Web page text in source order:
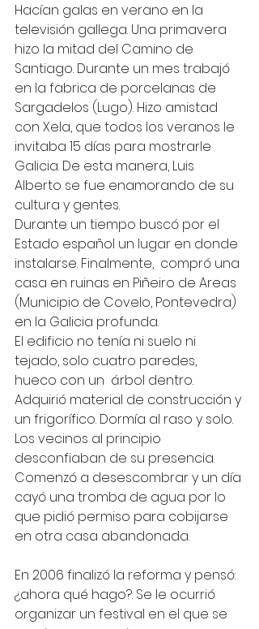
Hacían galas en verano en la
televisión gallega. Una primavera
hizo la mitad del Camino de
Santiago. Durante un mes trabajó
en la fabrica de porcelanas de
Sargadelos (Lugo). Hizo amistad
con Xela, que todos los veranos le
invitaba 15 días para mostrarle
Galicia. De esta manera, Luis
Alberto se fue enamorando de su
cultura y gentes.
Durante un tiempo buscó por el
Estado español un lugar en donde
instalarse. Finalmente,  compró una
casa en ruinas en Piñeiro de Areas
(Municipio de Covelo, Pontevedra)
en la Galicia profunda.
El edificio no tenía ni suelo ni
tejado, solo cuatro paredes,
hueco con un  árbol dentro.
Adquirió material de construcción y
un frigorífico. Dormía al raso y solo.
Los vecinos al principio
desconfiaban de su presencia.
Comenzó a desescombrar y un día
cayó una tromba de agua por lo
que pidió permiso para cobijarse
en otra casa abandonada.
En 2006 finalizó la reforma y pensó:
¿ahora qué hago?. Se le ocurrió
organizar un festival en el que se